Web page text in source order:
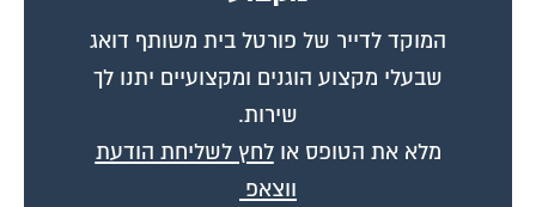
המוקד לדייר של פורטל בית משותף דואג
שבעלי מקצוע הוגנים ומקצועיים יתנו לך
שירות.
מלא את הטופס אולחץ לשליחת הודעת
ווצאפ